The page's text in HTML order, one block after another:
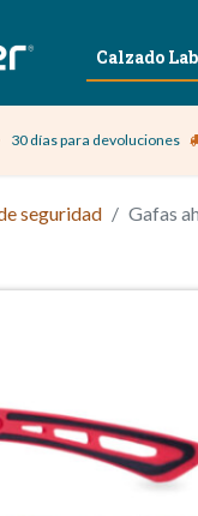
Calzado
30 días para devoluciones
seguridad Gafas